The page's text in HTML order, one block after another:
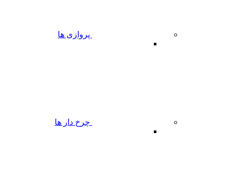
پروازی ها
چرخ دار ها